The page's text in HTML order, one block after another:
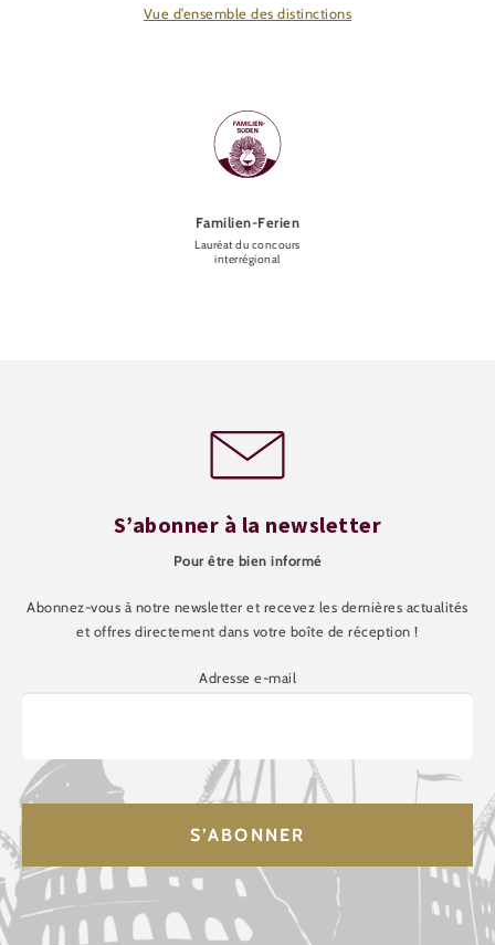
Vue d’ensemble des distinctions
Familien-Ferien
Lauréat du concours
interrégional
S’abonner à la newsletter
Pour être bien informé
Abonnez-vous à notre newsletter et recevez les dernières actualités
et offres directement dans votre boîte de réception !
Adresse e-mail